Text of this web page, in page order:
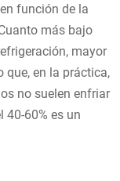
función de la
más bajo
mayor
que, en la práctica,
no suelen enfriar
40-60% es un